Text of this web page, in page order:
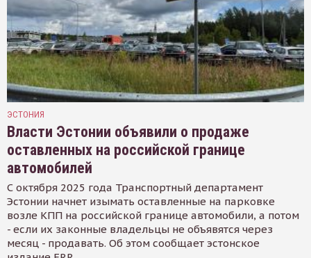
ЭСТОНИЯ
Власти Эстонии объявили о продаже
оставленных на российской границе
автомобилей
С октября 2025 года Транспортный департамент
Эстонии начнет изымать оставленные на парковке
возле КПП на российской границе автомобили, а потом
- если их законные владельцы не объявятся через
месяц - продавать. Об этом сообщает эстонское